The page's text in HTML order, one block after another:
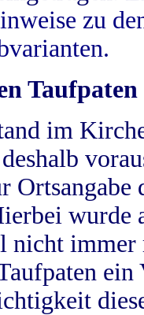
zu
Taufpaten
im
wurde
nicht